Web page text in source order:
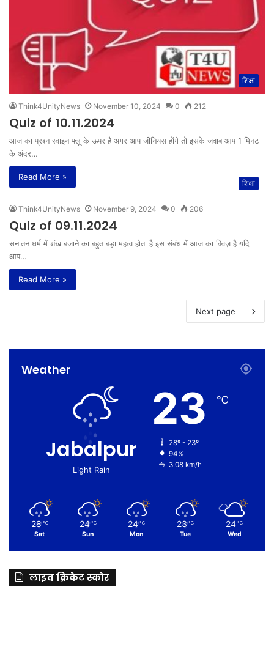
शिक्षा
Think4UnityNews November 10, 2024 0 212
Quiz of 10.11.2024
आज का प्रश्न स्वाइन फ्लू के ऊपर है अगर आप जीनियस होंगे तो इसके जवाब आप 1 मिनट
के अंदर…
Read More »
शिक्षा
Think4UnityNews November 9, 2024 0 206
Quiz of 09.11.2024
सनातन धर्म में शंख बजाने का बहुत बड़ा महत्व होता है इस संबंध में आज का क्विज़ है यदि
आप…
Read More »
Next page
Weather
Jabalpur
Light Rain
23 ℃
28º - 23º
94%
3.08 km/h
28 ℃
Sat
24 ℃
Sun
24 ℃
Mon
23 ℃
Tue
24 ℃
Wed
लाइव क्रिकेट स्कोर